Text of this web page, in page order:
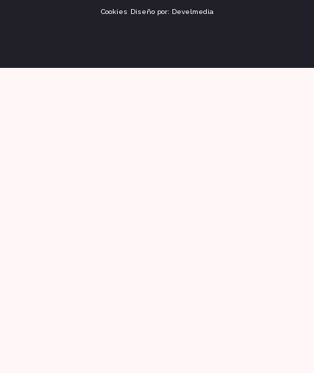
Cookies Diseño por: Develmedia